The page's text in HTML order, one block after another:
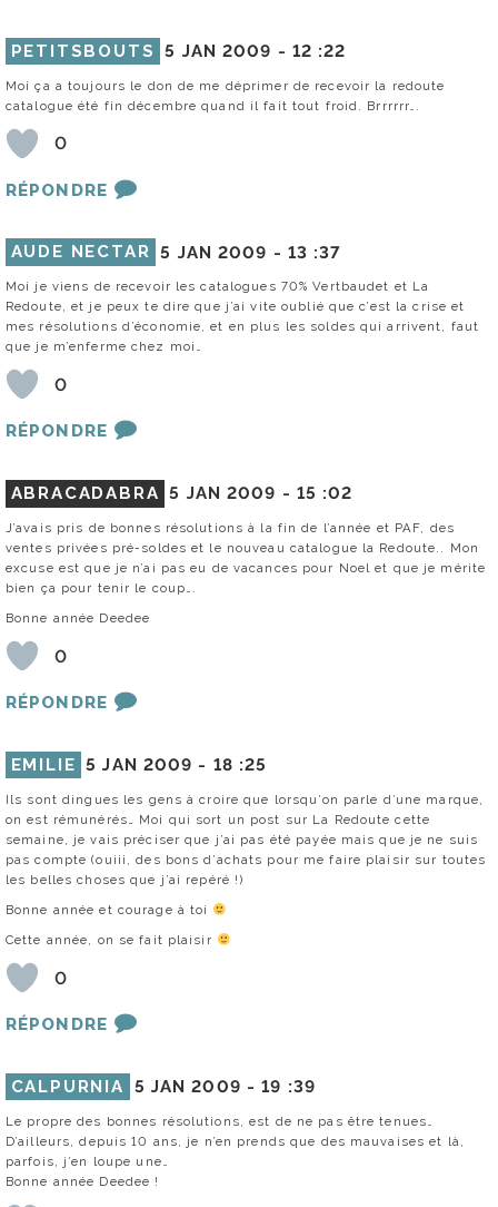
PETITSBOUTS 5 JAN 2009 - 12 :22
Moi ça a toujours le don de me déprimer de recevoir la redoute
catalogue été fin décembre quand il fait tout froid. Brrrrrr….
0
RÉPONDRE
AUDE NECTAR 5 JAN 2009 - 13 :37
Moi je viens de recevoir les catalogues 70% Vertbaudet et La
Redoute, et je peux te dire que j’ai vite oublié que c’est la crise et
mes résolutions d’économie, et en plus les soldes qui arrivent, faut
que je m’enferme chez moi…
0
RÉPONDRE
ABRACADABRA 5 JAN 2009 - 15 :02
J’avais pris de bonnes résolutions à la fin de l’année et PAF, des
ventes privées pré-soldes et le nouveau catalogue la Redoute.. Mon
excuse est que je n’ai pas eu de vacances pour Noel et que je mérite
bien ça pour tenir le coup….
Bonne année Deedee
0
RÉPONDRE
EMILIE 5 JAN 2009 - 18 :25
Ils sont dingues les gens à croire que lorsqu’on parle d’une marque,
on est rémunérés… Moi qui sort un post sur La Redoute cette
semaine, je vais préciser que j’ai pas été payée mais que je ne suis
pas compte (ouiii, des bons d’achats pour me faire plaisir sur toutes
les belles choses que j’ai repéré !)
Bonne année et courage à toi
Cette année, on se fait plaisir
0
RÉPONDRE
CALPURNIA 5 JAN 2009 -19 :39
Le propre des bonnes résolutions, est de ne pas être tenues…
D’ailleurs, depuis 10 ans, je n’en prends que des mauvaises et là,
parfois, j’en loupe une…
Bonne année Deedee !